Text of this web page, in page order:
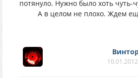
потянуло. Нужно было хоть чуть-
А в целом не плохо. Ждем